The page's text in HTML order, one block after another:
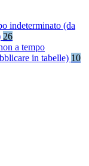
indeterminato (da
26
a tempo
in tabelle) 10